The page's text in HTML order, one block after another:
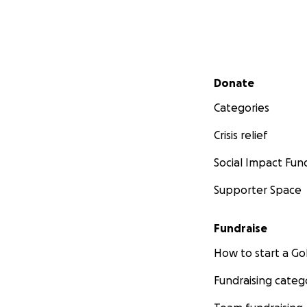
Secondary menu
Donate
Categories
Crisis relief
Social Impact
Supporter Space
Fundraise
How to start a
Fundraising